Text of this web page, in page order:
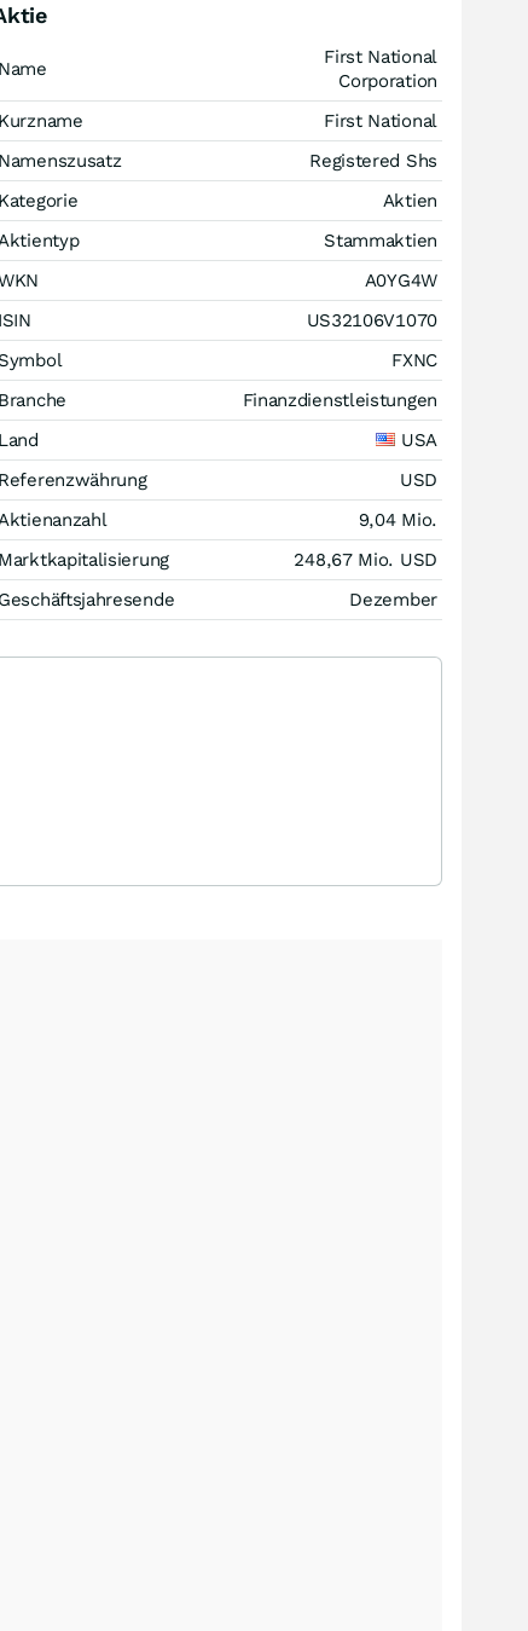
Name
First National
Corporation
Kurzname
First National
Namenszusatz
Registered Shs
Kategorie
Aktien
Aktientyp
Stammaktien
A0YG4W
ISIN
US32106V1070
Symbol
FXNC
Branche
Finanzdienstleistungen
Land
USA
Referenzwährung
USD
Aktienanzahl
9,04 Mio.
Marktkapitalisierung
248,67 Mio. USD
Geschäftsjahresende
Dezember